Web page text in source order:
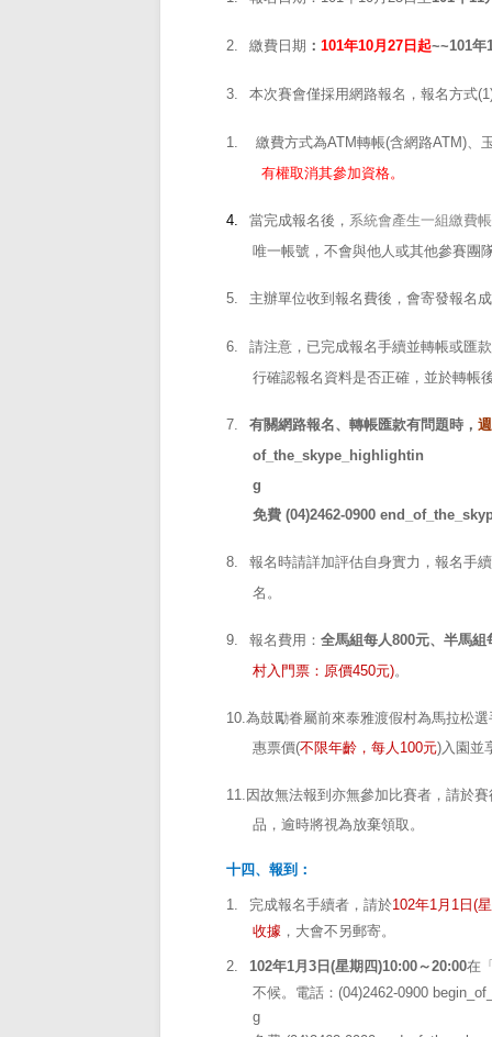
2. 繳費日期 ： 101年10月27日起~~101年
3. 本次賽會僅採用網路報名，報名方式
1. 繳費方式為ATM轉帳(含網路ATM)、
有權取消其參加資格。
4. 當完成報名後， 系統會產生一組繳費
唯一帳號，不會與他人或其他參賽團
5. 主辦單位收到報名費後，會寄發報名
6.
請注意，已完成報名手續並轉帳或匯
行確認報名資料是否正確，並於轉帳
7. 有關網路報名、轉帳匯款有問題時，
of_the_skype_highlightin
g
免費 (04)2462-0900
8.
報名時請詳加評估自身實力，報名手
名。
9. 報名費用： 全馬組每人800元、半馬組
村入門票：原價450元)。
10.為鼓勵眷屬前來泰雅渡假村為馬拉松
惠票價(不限年齡，每人 100元)入園並
11. 因故無法報到亦無參加比賽者，請於
品，逾時將視為放棄領取。
十四、報到：
1. 完成報名手續者，請於102年1月 1 日 (
收據 ，大會不另郵寄。
2. 102年1月 3 日 (星期四)10:00～20:00在
不候。電話： (04)2462-0900
g